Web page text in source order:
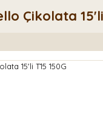
Çikolata